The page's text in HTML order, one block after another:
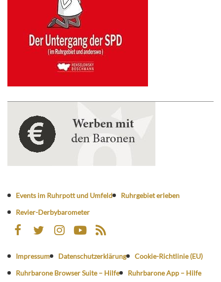
Events im Ruhrpott und Umfeld
Ruhrgebiet erleben
Revier-Derbybarometer
Impressum Datenschutzerklärung
Cookie-Richtlinie (EU)
Ruhrbarone Browser Suite – Hilfe
Ruhrbarone App – Hilfe